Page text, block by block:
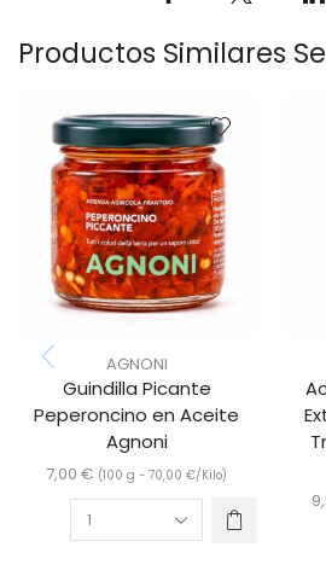
Productos Similares
AGNONI
Guindilla Picante
Peperoncino en Aceite
Agnoni
7,00€ (100 g -70,00€/Kilo)